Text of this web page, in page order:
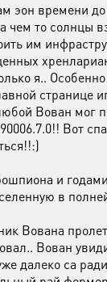
эон времени
чем то солнцы
им
я..
странице
Вован мог
Вот
и
в
Вована
Вован
далеко са